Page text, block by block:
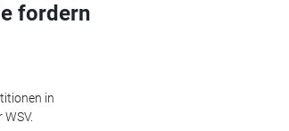
fordern
in